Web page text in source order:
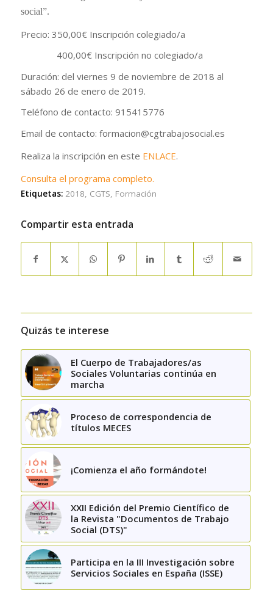
social”.
Precio: 350,00€ Inscripción colegiado/a
400,00€ Inscripción no colegiado/a
Duración: del viernes 9 de noviembre de 2018 al
sábado 26 de enero de 2019.
Teléfono de contacto: 915415776
Email de contacto: formacion@cgtrabajosocial.es
Realiza la inscripción en este ENLACE.
Consulta el programa completo.
Etiquetas: 2018, CGTS, Formación
Compartir esta entrada
Quizás te interese
El Cuerpo de Trabajadores/as
Sociales Voluntarias continúa en
marcha
Proceso de correspondencia de
títulos MECES
¡Comienza el año formándote!
XXII Edición del Premio Científico de
la Revista "Documentos de Trabajo
Social (DTS)"
Participa en la III Investigación sobre
Servicios Sociales en España (ISSE)